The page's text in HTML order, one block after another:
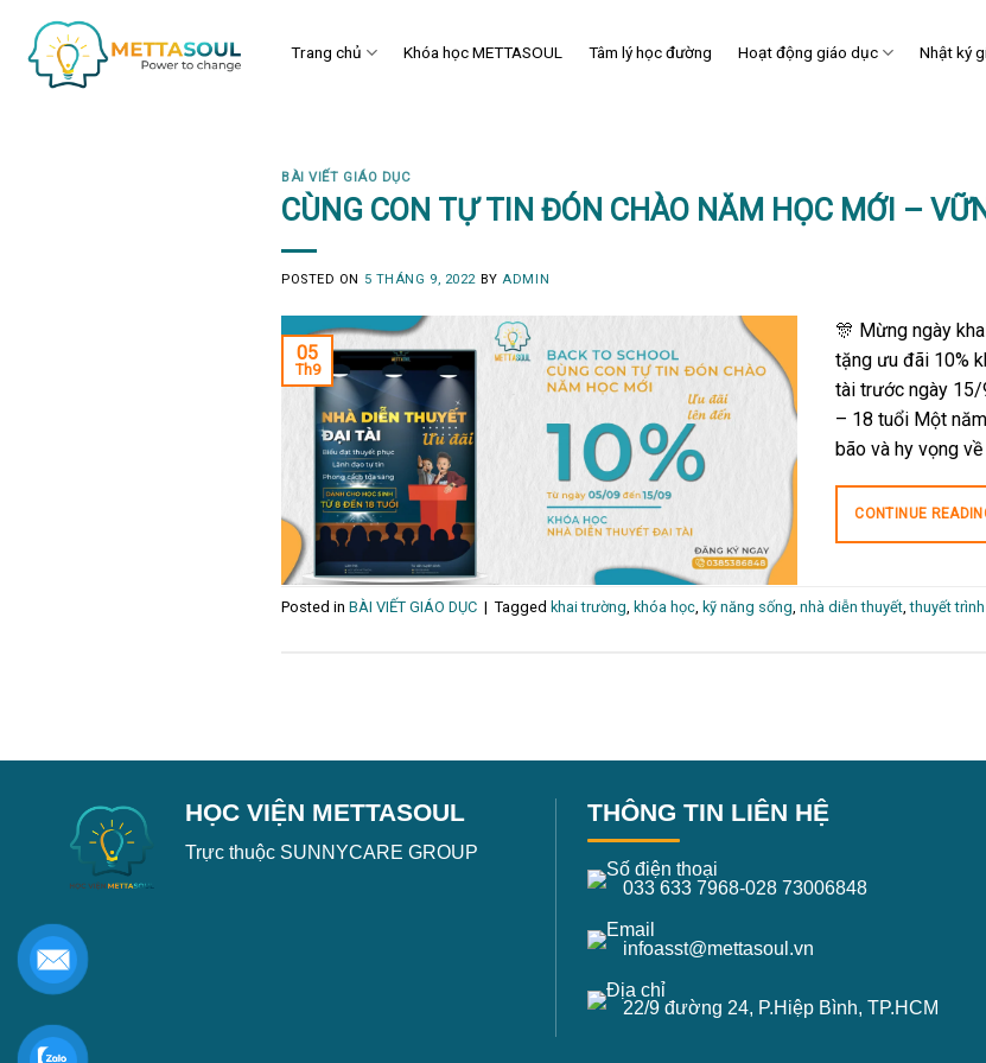
content
Trang chủ Khóa học METTASOUL Tâm lý học đường Hoạt động giáo dục Nhật ký
BÀI VIẾT GIÁO DỤC
CÙNG CON TỰ TIN ĐÓN CHÀO NĂM HỌC MỚI –
POSTED ON 5 THÁNG 9, 2022 BY ADMIN
05
Th9
🎊 Mừng ngày
tặng ưu đãi 10%
tài trước ngày 15/
– 18 tuổi Một
bão và hy vọng
CONTINUE
Posted in BÀI VIẾT GIÁO DỤC | Tagged khai trường khóa học kỹ năng sống nhà diễn thuyết ,thuyết
HỌC VIỆN METTASOUL
Trực thuộc SUNNYCARE GROUP
THÔNG TIN LIÊN HỆ
033 633 7968-028 73006848
infoasst@mettasoul.vn
22/9 đường 24, P.Hiệp Bình, TP.HCM